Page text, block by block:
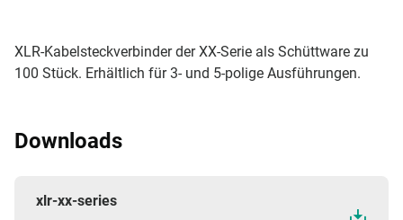
XLR-Kabelsteckverbinder der XX-Serie als Schüttware zu
100 Stück. Erhältlich für 3- und 5-polige Ausführungen.
Downloads
xlr-xx-series